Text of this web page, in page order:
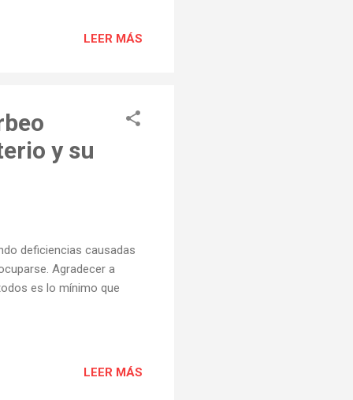
LEER MÁS
y su
deficiencias causadas
Agradecer a
es lo mínimo que
LEER MÁS